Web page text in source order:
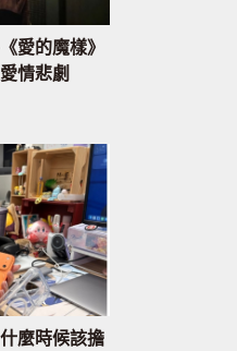
愛的魔樣》
情悲劇
麼時候該擔